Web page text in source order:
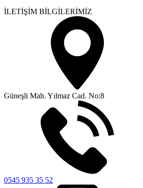
İLETİŞİM BİLGİLERİMİZ
Güneşli Mah. Yılmaz Cad. No:8
0545 935 35 52